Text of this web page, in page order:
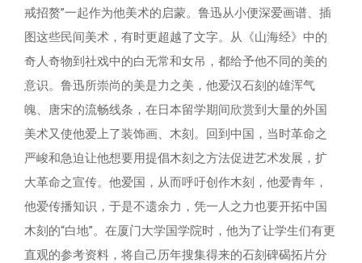
故居文物
其他
教育活动预约和收费
导览设备租赁
志愿者报名
戒招赘”一起作为他美术的启蒙。鲁迅从小便深爱画谱、插
图这些民间美术，有时更超越了文字。从《山海经》中的
奇人奇物到社戏中的白无常和女吊，都给予他不同的美的
意识。鲁迅所崇尚的美是力之美，他爱汉石刻的雄浑气
魄、唐宋的流畅线条，在日本留学期间欣赏到大量的外国
美术又使他爱上了装饰画、木刻。回到中国，当时革命之
严峻和急迫让他想要用提倡木刻之方法促进艺术发展，扩
大革命之宣传。他爱国，从而呼吁创作木刻，他爱青年，
他爱传播知识，于是不遗余力，凭一人之力也要开拓中国
木刻的“白地”。在厦门大学国学院时，他为了让学生们有更
直观的参考资料，将自己历年搜集得来的石刻碑碣拓片分